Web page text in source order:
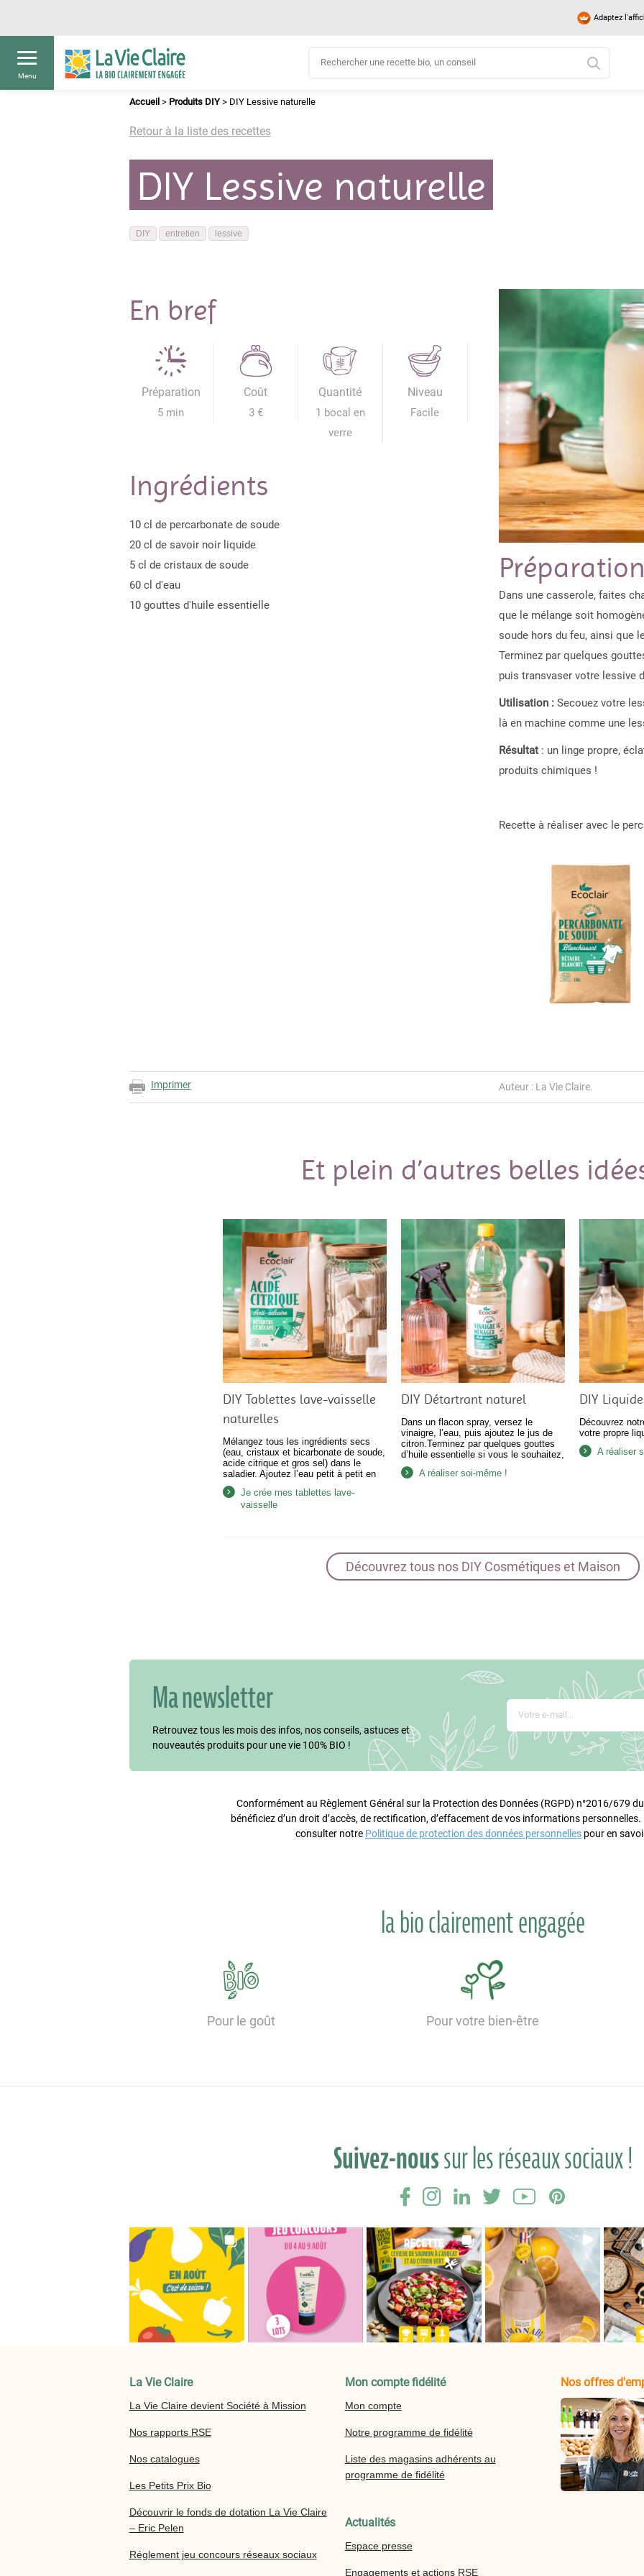
Adaptez
Menu
Accueil > Produits DIY> DIY Lessive naturelle
Retour à la liste des recettes
DIY Lessive naturelle
DIY entretien lessive
En bref
Préparation
5 min
Coût
3 €
Quantité
1 bocal en
verre
Niveau
Facile
Ingrédients
10 cl de percarbonate de soude
20 cl de savoir noir liquide
5 cl de cristaux de soude
60 cl d'eau
10 gouttes d'huile essentielle
Dans une casserole, faites
que le mélange soit
soude hors du feu, ainsi que
Terminez par quelques
puis transvaser votre lessive
Utilisation : Secouez votre
là en machine comme une
Résultat: un linge propre,
produits chimiques !
Recette à réaliser avec le
Imprimer Auteur : La Vie Claire.
Et plein d’autres belles
DIY Tablettes lave-vaisselle
naturelles
Mélangez tous les ingrédients secs
(eau, cristaux et bicarbonate de soude,
acide citrique et gros sel) dans le
saladier. Ajoutez l’eau petit à petit en
mélangeant avec une cuillère pour
obtenir une texture compacte. Tassez
le mélange dans le bac à glaçons et
Je crée mes tablettes lave-
vaisselle
DIY Détartrant naturel
Dans un flacon spray, versez le
vinaigre, l’eau, puis ajoutez le jus de
citron.Terminez par quelques gouttes
d’huile essentielle si vous le souhaitez,
puis secouez légèrement pour bien
mélanger. Utilisation : Pulvérisez
A réaliser soi-même !
DIY
Découvrez
votre propre
A réaliser
Découvrez tous nos DIY Cosmétiques et Maison
Ma newsletter
Retrouvez tous les mois des infos, nos conseils, astuces et
nouveautés produits pour une vie 100% BIO !
Conformément au Règlement Général sur la Protection des Données (RGPD) n°2016/679
bénéficiez d’un droit d’accès, de rectification, d’effacement de vos informations
consulter notre Politique de protection des données personnelles pour en
la bio clairement engagée
Pour le goût Pour votre bien-être
Suivez-noussur les réseaux sociaux !
La Vie Claire
La Vie Claire devient Société à Mission
Nos rapports RSE
Nos catalogues
Les Petits Prix Bio
Découvrir le fonds de dotation La Vie Claire
– Eric Pelen
Réglement jeu concours réseaux sociaux
Mon compte fidélité
Mon compte
Notre programme de fidélité
Liste des magasins adhérents au
programme de fidélité
Actualités
Espace presse
Engagements et actions RSE
Nos offres